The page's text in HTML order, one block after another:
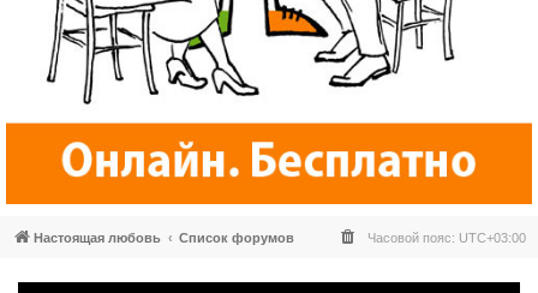
Настоящая любовь Список форумов Часовой пояс: UTC+03:00